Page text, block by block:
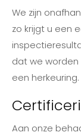
We zijn
zo krijgt u een
dat we
een
Aan onze